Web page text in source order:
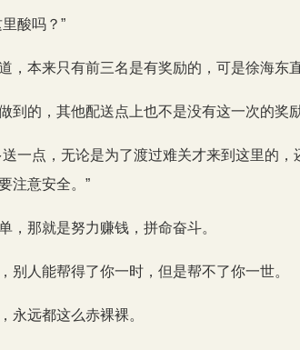
酸吗？”
，本来只有前三名是有奖励的，可是徐海东
到的，其他配送点上也不是没有这一次的奖
送一点，无论是为了渡过难关才来到这里的
注意安全。”
，那就是努力赚钱，拼命奋斗。
别人能帮得了你一时，但是帮不了你一世。
永远都这么赤裸裸。